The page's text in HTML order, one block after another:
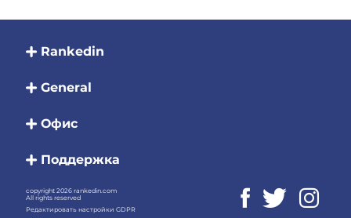
Rankedin
General
Офис
Поддержка
copyright 2026 rankedin.com
All rights reserved
Редактировать настройки GDPR